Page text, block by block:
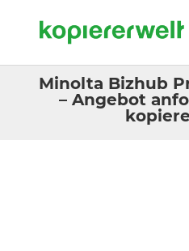
Minolta Bizhub
– Angebot